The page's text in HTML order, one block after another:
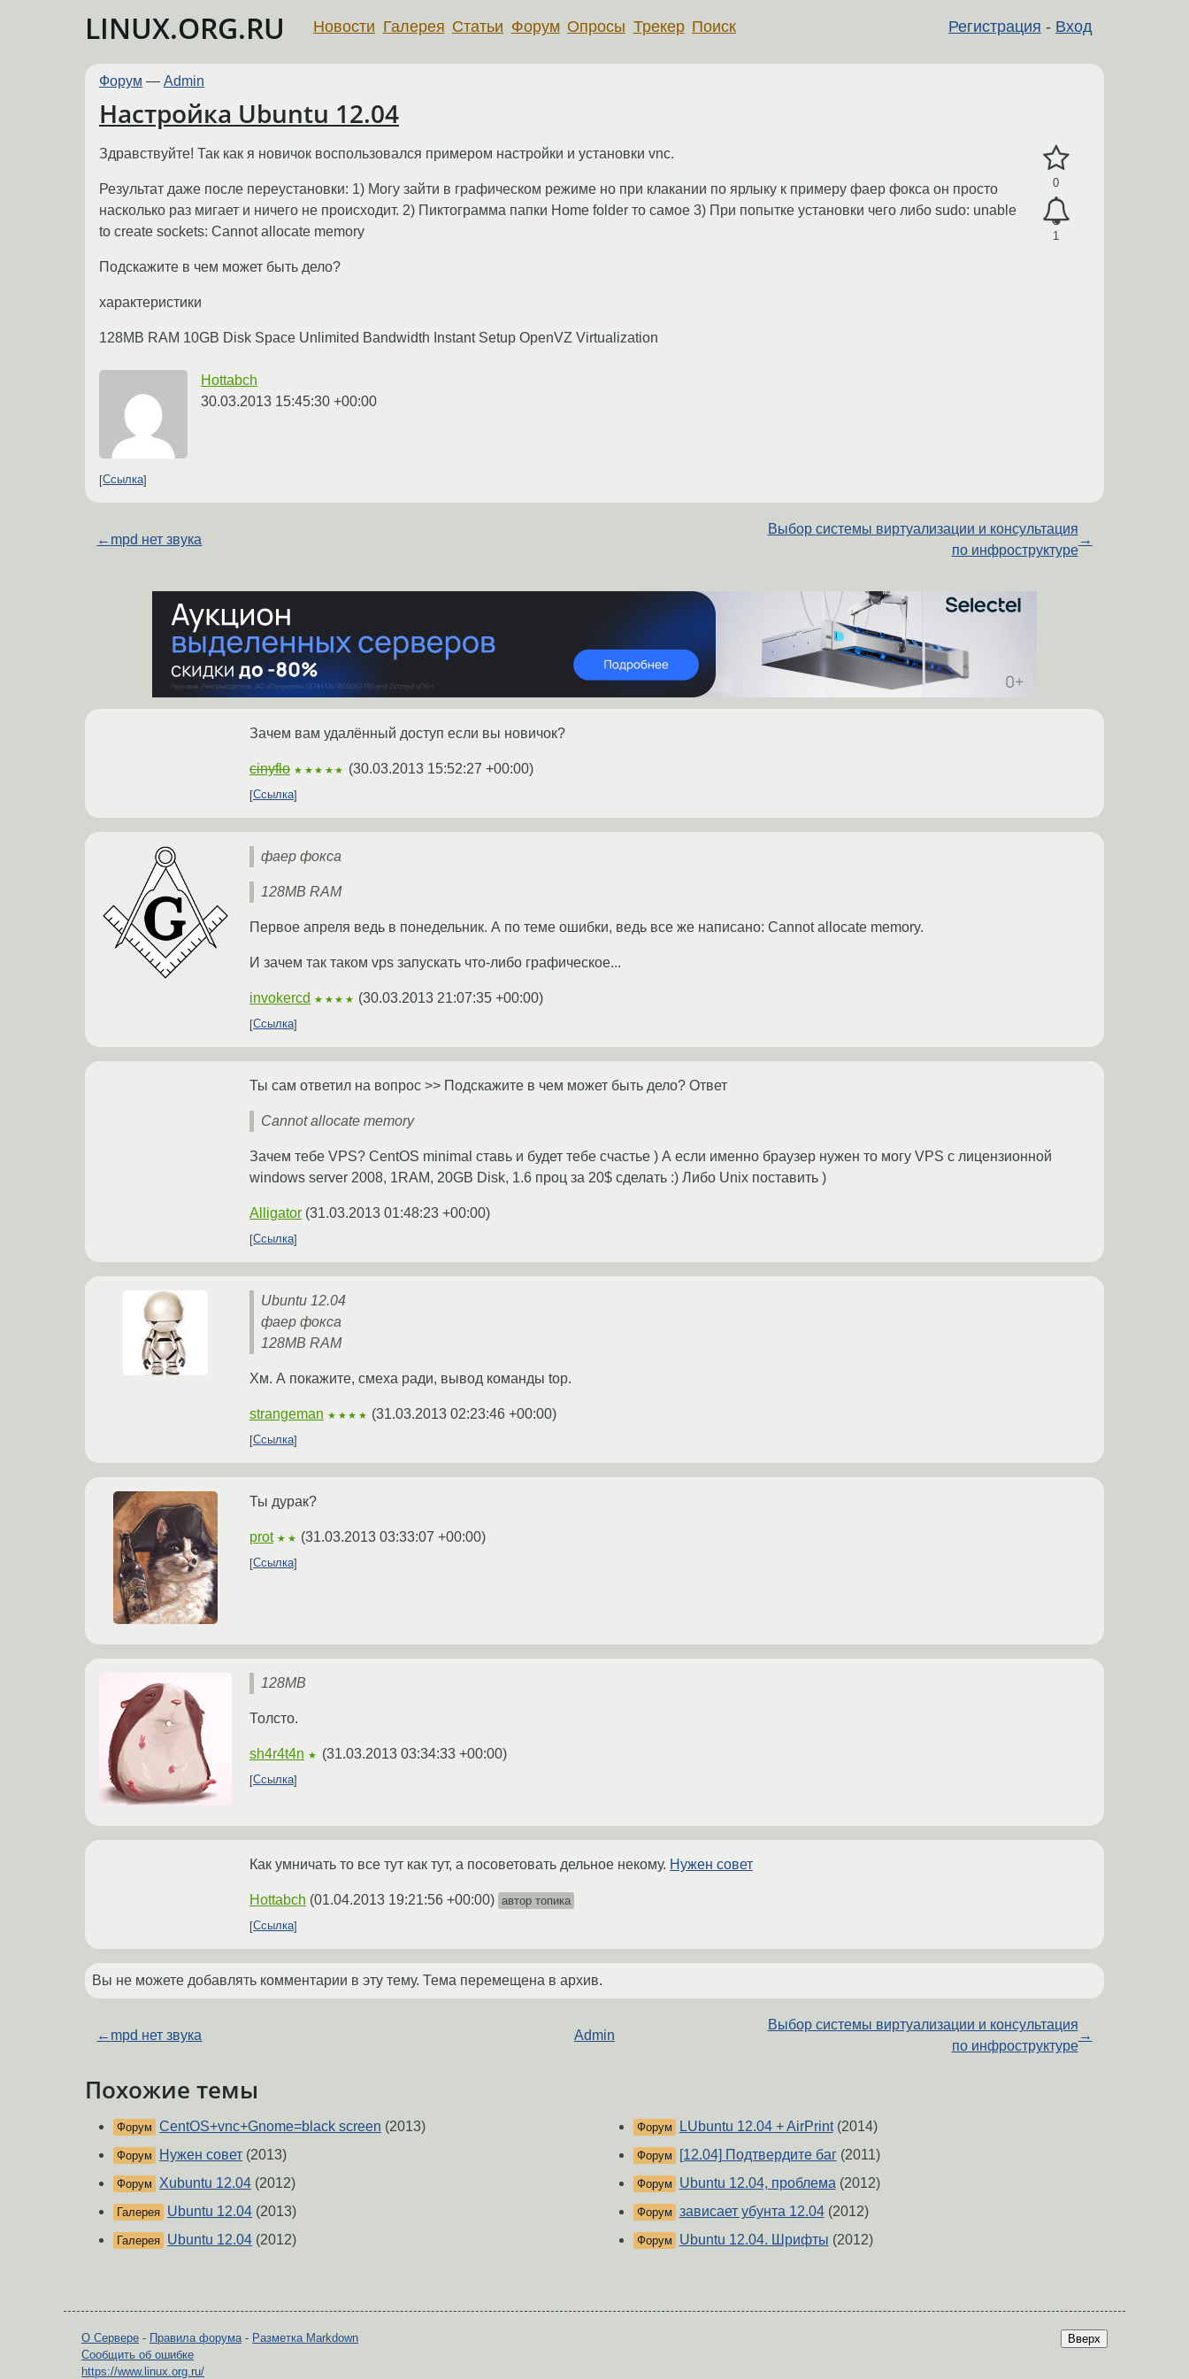
LINUX.ORG.RU Регистрация - Вход
Новости Галерея Статьи Форум Опросы Трекер Поиск
Форум — Admin
Настройка Ubuntu 12.04
0
1
Здравствуйте! Так как я новичок воспользовался примером настройки и установки vnc.
Результат даже после переустановки: 1) Могу зайти в графическом режиме но при клакании по ярлыку к примеру фаер фокса он просто
насколько раз мигает и ничего не происходит. 2) Пиктограмма папки Home folder то самое 3) При попытке установки чего либо sudo: unable
to create sockets: Cannot allocate memory
Подскажите в чем может быть дело?
характеристики
128MB RAM 10GB Disk Space Unlimited Bandwidth Instant Setup OpenVZ Virtualization
Hottabch
30.03.2013 15:45:30 +00:00
Ссылка
← mpd нет звука
Выбор системы виртуализации и консультация
по инфроструктуре
→
Зачем вам удалённый доступ если вы новичок?
cinyflo ★★★★★ (30.03.2013 15:52:27 +00:00)
Ссылка
фаер фокса
128MB RAM
Первое апреля ведь в понедельник. А по теме ошибки, ведь все же написано: Cannot allocate memory.
И зачем так таком vps запускать что-либо графическое...
invokercd ★★★★ (30.03.2013 21:07:35 +00:00)
Ссылка
Ты сам ответил на вопрос >> Подскажите в чем может быть дело? Ответ
Cannot allocate memory
Зачем тебе VPS? CentOS minimal ставь и будет тебе счастье ) А если именно браузер нужен то могу VPS с лицензионной
windows server 2008, 1RAM, 20GB Disk, 1.6 проц за 20$ сделать :) Либо Unix поставить )
Alligator (31.03.2013 01:48:23 +00:00)
Ссылка
Ubuntu 12.04
фаер фокса
128MB RAM
Хм. А покажите, смеха ради, вывод команды top.
strangeman ★★★★ (31.03.2013 02:23:46 +00:00)
Ссылка
Ты дурак?
prot ★★ (31.03.2013 03:33:07 +00:00)
Ссылка
128MB
Толсто.
sh4r4t4n ★ (31.03.2013 03:34:33 +00:00)
Ссылка
Как умничать то все тут как тут, а посоветовать дельное некому. Нужен совет
Hottabch (01.04.2013 19:21:56 +00:00) автор топика
Ссылка
Вы не можете добавлять комментарии в эту тему. Тема перемещена в архив.
← mpd нет звука Admin
Выбор системы виртуализации и консультация
по инфроструктуре
→
Похожие темы
Форум CentOS+vnc+Gnome=black screen (2013)
Форум Нужен совет (2013)
Форум Xubuntu 12.04 (2012)
Галерея Ubuntu 12.04 (2013)
Галерея Ubuntu 12.04 (2012)
Форум LUbuntu 12.04 + AirPrint(2014)
Форум [12.04] Подтвердите баг(2011)
Форум Ubuntu 12.04, проблема(2012)
Форум зависает убунта 12.04(2012)
Форум Ubuntu 12.04. Шрифты (2012)
Вверх
О Сервере - Правила форума- Разметка Markdown
Сообщить об ошибке
https://www.linux.org.ru/